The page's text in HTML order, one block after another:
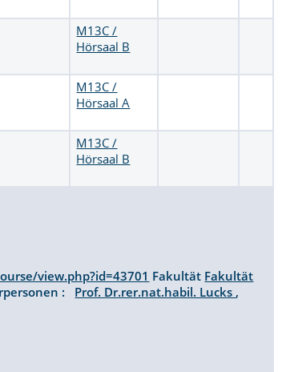
M13C /
Hörsaal B
M13C /
Hörsaal A
M13C /
Hörsaal B
view.php?id=43701 Fakultät Fakultät
: Prof. Dr.rer.nat.habil. Lucks ,